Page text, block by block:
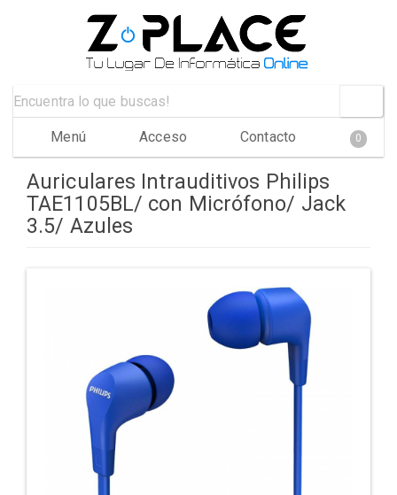
Menú Acceso Contacto 0
Auriculares Intrauditivos Philips
TAE1105BL/ con Micrófono/ Jack
3.5/ Azules